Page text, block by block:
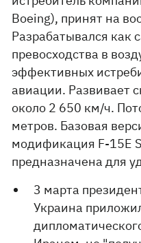
Boeing), принят на
Разрабатывался как
превосходства в
эффективных
авиации. Развивает
около 2 650 км/ч.
метров. Базовая
модификация F-15E
предназначена для
3 марта
Украина